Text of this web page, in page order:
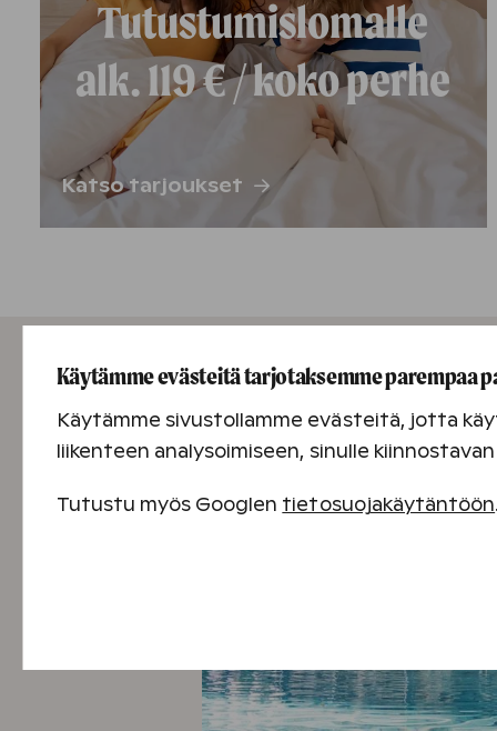
Tutustumislomalle
alk. 119 € / koko perhe
Katso tarjoukset
Käytämme evästeitä tarjotaksemme parempaa
Käytämme sivustollamme evästeitä, jotta
liikenteen analysoimiseen, sinulle
Tutustu myös Googlen tietosuojakäytäntöön
Sisällön kohdentamisen evästeet
Mainontaevästeet